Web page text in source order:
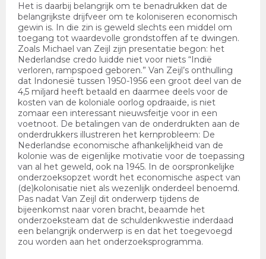
Het is daarbij belangrijk om te benadrukken dat de
belangrijkste drijfveer om te koloniseren economisch
gewin is. In die zin is geweld slechts een middel om
toegang tot waardevolle grondstoffen af te dwingen.
Zoals Michael van Zeijl zijn presentatie begon: het
Nederlandse credo luidde niet voor niets “Indië
verloren, rampspoed geboren.” Van Zeijl’s onthulling
dat Indonesië tussen 1950-1956 een groot deel van de
4,5 miljard heeft betaald en daarmee deels voor de
kosten van de koloniale oorlog opdraaide, is niet
zomaar een interessant nieuwsfeitje voor in een
voetnoot. De betalingen van de onderdrukten aan de
onderdrukkers illustreren het kernprobleem: De
Nederlandse economische afhankelijkheid van de
kolonie was de eigenlijke motivatie voor de toepassing
van al het geweld, ook na 1945. In de oorspronkelijke
onderzoeksopzet wordt het economische aspect van
(de)kolonisatie niet als wezenlijk onderdeel benoemd.
Pas nadat Van Zeijl dit onderwerp tijdens de
bijeenkomst naar voren bracht, beaamde het
onderzoeksteam dat de schuldenkwestie inderdaad
een belangrijk onderwerp is en dat het toegevoegd
zou worden aan het onderzoeksprogramma.